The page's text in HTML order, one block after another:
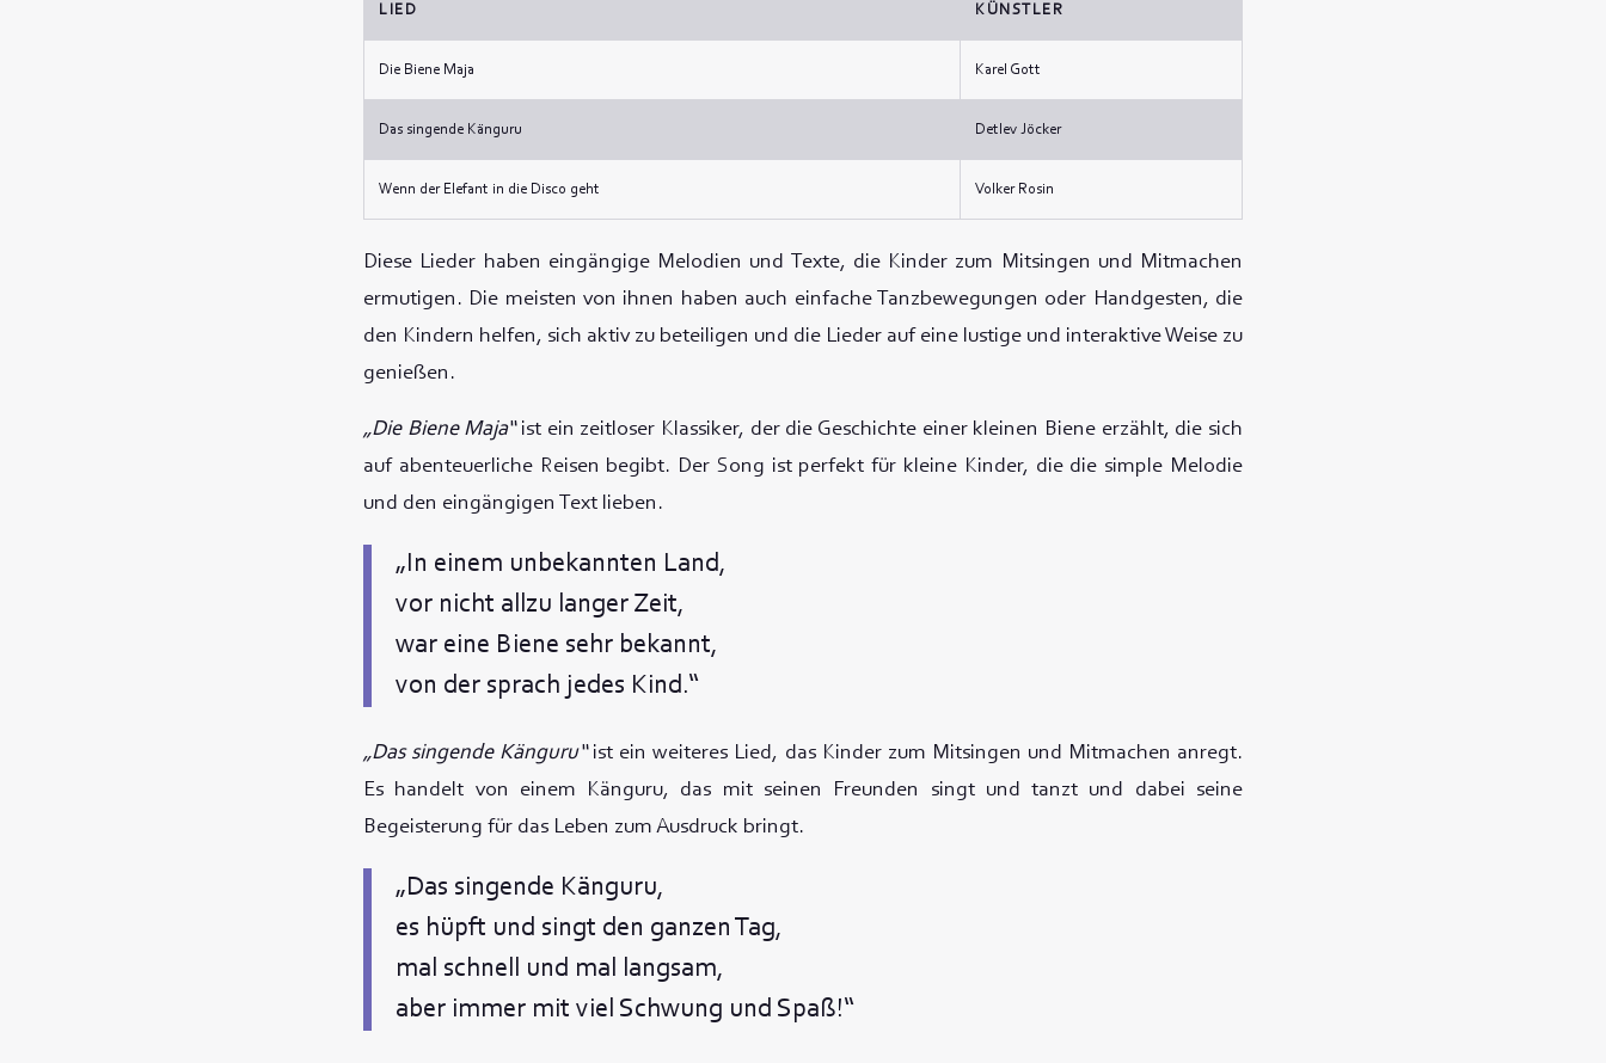
LIED KÜNSTLER
Die Biene Maja Karel Gott
Das singende Känguru Detlev Jöcker
Wenn der Elefant in die Disco geht Volker Rosin
Diese Lieder haben eingängige Melodien und Texte, die Kinder zum Mitsingen und Mitmachen
ermutigen. Die meisten von ihnen haben auch einfache Tanzbewegungen oder Handgesten, die
den Kindern helfen, sich aktiv zu beteiligen und die Lieder auf eine lustige und interaktive Weise zu
genießen.
„Die Biene Maja“ist ein zeitloser Klassiker, der die Geschichte einer kleinen Biene erzählt, die sich
auf abenteuerliche Reisen begibt. Der Song ist perfekt für kleine Kinder, die die simple Melodie
und den eingängigen Text lieben.
„In einem unbekannten Land,
vor nicht allzu langer Zeit,
war eine Biene sehr bekannt,
von der sprach jedes Kind.“
„Das singende Känguru“ist ein weiteres Lied, das Kinder zum Mitsingen und Mitmachen anregt.
Es handelt von einem Känguru, das mit seinen Freunden singt und tanzt und dabei seine
Begeisterung für das Leben zum Ausdruck bringt.
„Das singende Känguru,
es hüpft und singt den ganzen Tag,
mal schnell und mal langsam,
aber immer mit viel Schwung und Spaß!“